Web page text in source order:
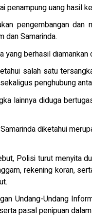
penampung uang hasil
pengembangan
dan Samarinda.
yang berhasil
salah satu
penghubung
lainnya diduga
diketahui
Polisi turut menyita
rekening koran,
Undang-Undang
pasal penipuan dalam